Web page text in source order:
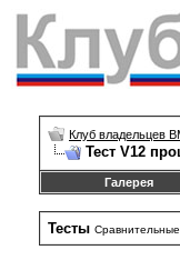
Клуб владельцев
Тест V12
Галерея
Тесты Сравнительные